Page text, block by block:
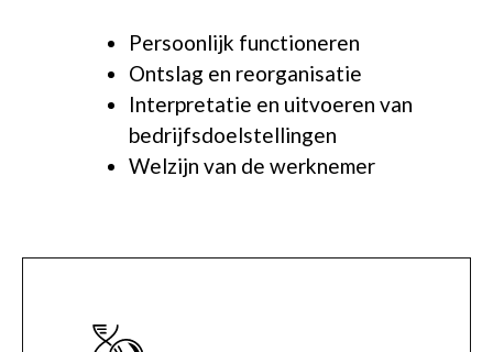
Persoonlijk functioneren
Ontslag en reorganisatie
Interpretatie en uitvoeren van
bedrijfsdoelstellingen
Welzijn van de werknemer